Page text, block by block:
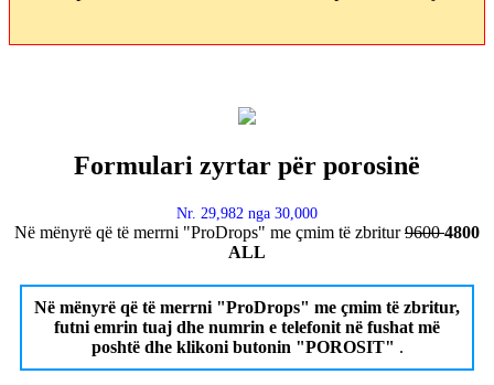
Formulari zyrtar për porosinë
Nr. 29,982 nga 30,000
Në mënyrë që të merrni "ProDrops" me çmim të zbritur96004800
ALL
Në mënyrë që të merrni "ProDrops" me çmim të zbritur,
futni emrin tuaj dhe numrin e telefonit në fushat më
poshtë dhe klikoni butonin "POROSIT" .